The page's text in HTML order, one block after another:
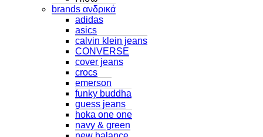
brands ανδρικά
adidas
asics
calvin klein jeans
CONVERSE
cover jeans
crocs
emerson
funky buddha
guess jeans
hoka one one
navy & green